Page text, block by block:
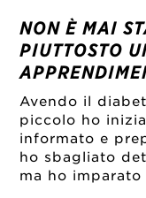
NON È MAI
PIUTTOSTO
Avendo il
piccolo ho
informato e
ho sbagliato
ma ho